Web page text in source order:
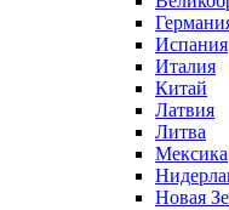
Испания
Италия
Китай
Латвия
Литва
Мексика
Новая